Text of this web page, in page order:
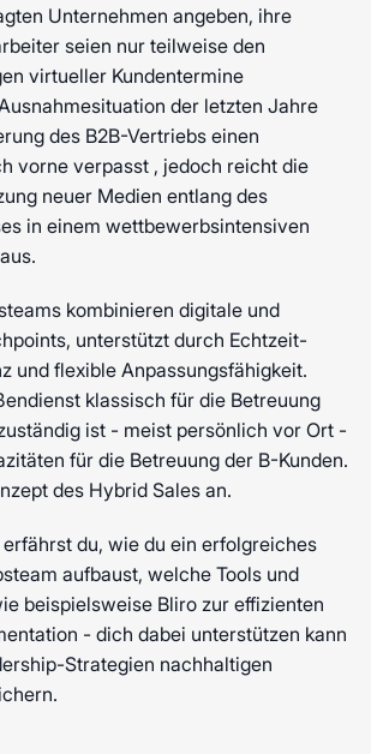
Unternehmen angeben, ihre
seien nur teilweise den
virtueller Kundentermine
der letzten Jahre
des B2B-Vertriebs einen
vorne verpasst , jedoch reicht die
neuer Medien entlang des
in einem wettbewerbsintensiven
kombinieren digitale und
unterstützt durch Echtzeit-
und flexible Anpassungsfähigkeit.
klassisch für die Betreuung
ist - meist persönlich vor Ort -
für die Betreuung der B-Kunden.
des Hybrid Sales an.
du, wie du ein erfolgreiches
aufbaust, welche Tools und
beispielsweise Bliro zur effizienten
- dich dabei unterstützen kann
Strategien nachhaltigen